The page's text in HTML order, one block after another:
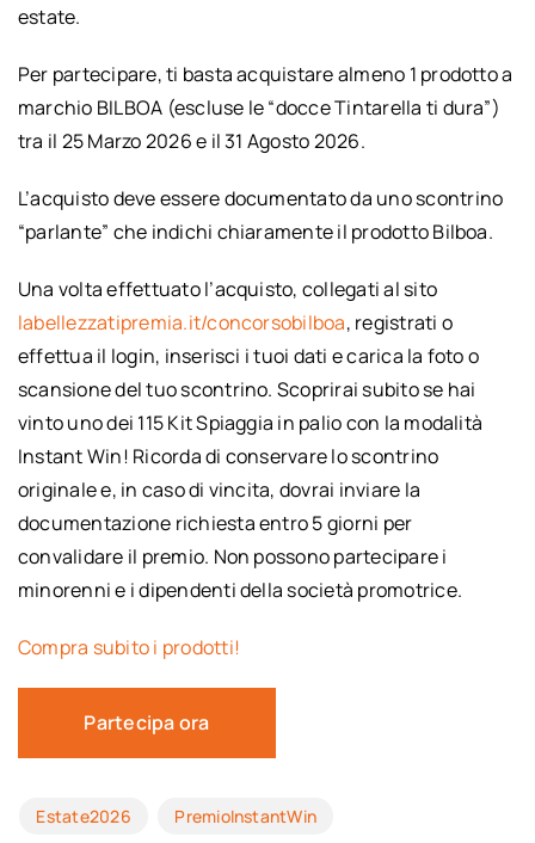
estate.
Per partecipare, ti basta acquistare almeno 1 prodotto a
marchio BILBOA (escluse le “docce Tintarella ti dura”)
tra il 25 Marzo 2026 e il 31 Agosto 2026.
L’acquisto deve essere documentato da uno scontrino
“parlante” che indichi chiaramente il prodotto Bilboa.
Una volta effettuato l’acquisto, collegati al sito
labellezzatipremia.it/concorsobilboa, registrati o
effettua il login, inserisci i tuoi dati e carica la foto o
scansione del tuo scontrino. Scoprirai subito se hai
vinto uno dei 115 Kit Spiaggia in palio con la modalità
Instant Win! Ricorda di conservare lo scontrino
originale e, in caso di vincita, dovrai inviare la
documentazione richiesta entro 5 giorni per
convalidare il premio. Non possono partecipare i
minorenni e i dipendenti della società promotrice.
Compra subito i prodotti!
Partecipa ora
Estate2026 PremioInstantWin